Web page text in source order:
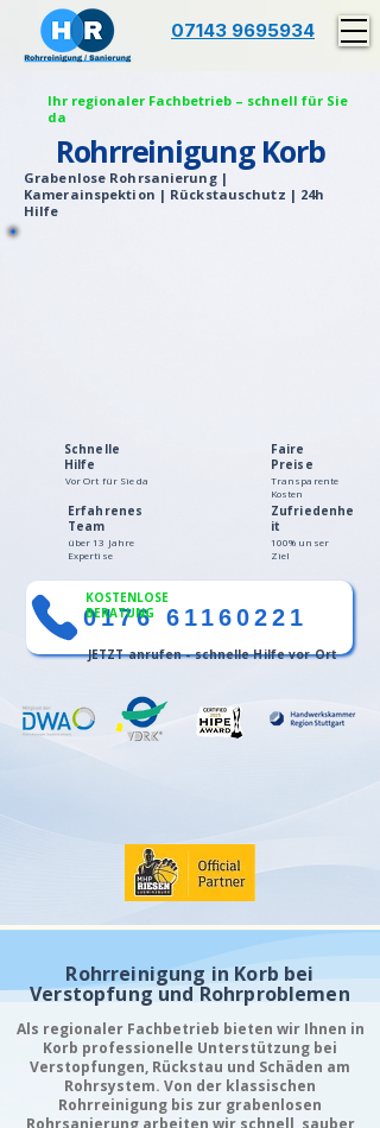
07143 9695934
Ihr regionaler Fachbetrieb – schnell für Sie
da
Rohrreinigung Korb
Grabenlose Rohrsanierung |
Kamerainspektion | Rückstauschutz | 24h
Hilfe
Schnelle
Hilfe
Vor Ort für Sie da
Erfahrenes
Team
über 13 Jahre
Expertise
Faire
Preise
Transparente
Kosten
Zufriedenhe
it
100% unser
Ziel
0176 61160221
KOSTENLOSE
BERATUNG
JETZT anrufen - schnelle Hilfe vor Ort
Rohrreinigung in Korb bei
Verstopfung und Rohrproblemen
Als regionaler Fachbetrieb bieten wir Ihnen in
Korb professionelle Unterstützung bei
Verstopfungen, Rückstau und Schäden am
Rohrsystem. Von der klassischen
Rohrreinigung bis zur grabenlosen
Rohrsanierung arbeiten wir schnell, sauber